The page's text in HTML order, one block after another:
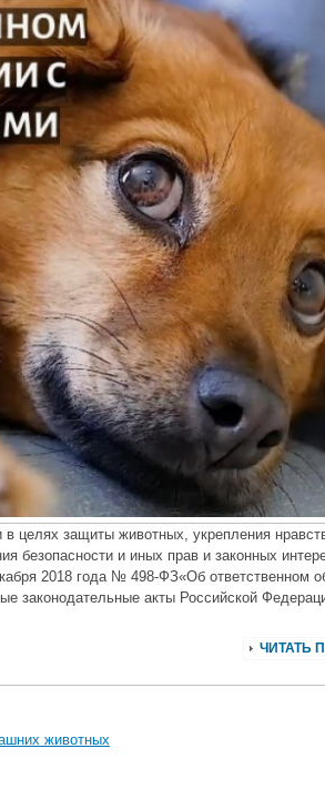
целях защиты животных, укрепления
безопасности и иных прав и законных
2018 года № 498-ФЗ«Об ответственном
законодательные акты Российской
ЧИТАТЬ
животных